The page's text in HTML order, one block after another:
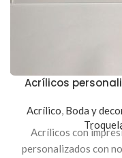
Acrílicos
Acrílico, Boda y
Acrílicos con
personalizados con